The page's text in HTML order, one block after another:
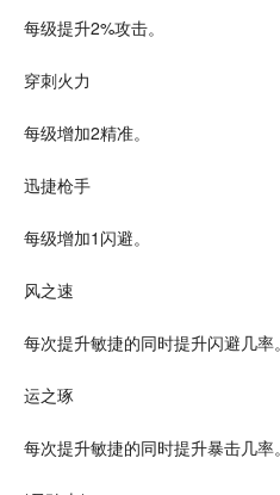
每级提升2%攻击。
穿刺火力
每级增加2精准。
迅捷枪手
每级增加1闪避。
风之速
每次提升敏捷的同时提升闪避几率。
运之琢
每次提升敏捷的同时提升暴击几率。